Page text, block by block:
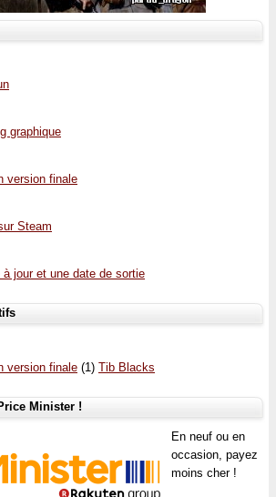
graphique
version finale
Steam
jour et une date de sortie
version finale (1) Tib Blacks
Minister !
En neuf ou en
occasion, payez
moins cher !